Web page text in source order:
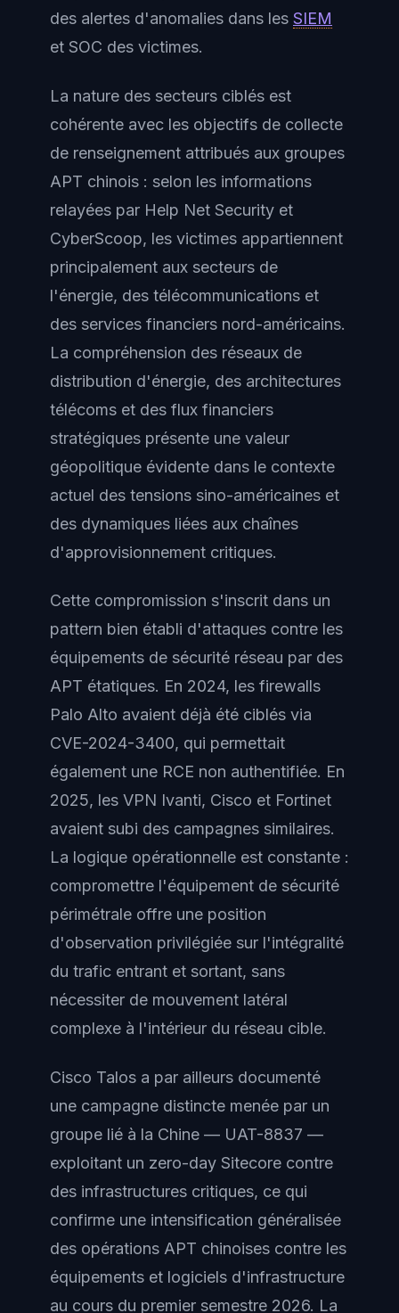
des alertes d'anomalies dans les SIEM
et SOC des victimes.
La nature des secteurs ciblés est
cohérente avec les objectifs de collecte
de renseignement attribués aux groupes
APT chinois : selon les informations
relayées par Help Net Security et
CyberScoop, les victimes appartiennent
principalement aux secteurs de
l'énergie, des télécommunications et
des services financiers nord-américains.
La compréhension des réseaux de
distribution d'énergie, des architectures
télécoms et des flux financiers
stratégiques présente une valeur
géopolitique évidente dans le contexte
actuel des tensions sino-américaines et
des dynamiques liées aux chaînes
d'approvisionnement critiques.
Cette compromission s'inscrit dans un
pattern bien établi d'attaques contre les
équipements de sécurité réseau par des
APT étatiques. En 2024, les firewalls
Palo Alto avaient déjà été ciblés via
CVE-2024-3400, qui permettait
également une RCE non authentifiée. En
2025, les VPN Ivanti, Cisco et Fortinet
avaient subi des campagnes similaires.
La logique opérationnelle est constante :
compromettre l'équipement de sécurité
périmétrale offre une position
d'observation privilégiée sur l'intégralité
du trafic entrant et sortant, sans
nécessiter de mouvement latéral
complexe à l'intérieur du réseau cible.
Cisco Talos a par ailleurs documenté
une campagne distincte menée par un
groupe lié à la Chine — UAT-8837 —
exploitant un zero-day Sitecore contre
des infrastructures critiques, ce qui
confirme une intensification généralisée
des opérations APT chinoises contre les
équipements et logiciels d'infrastructure
au cours du premier semestre 2026. La